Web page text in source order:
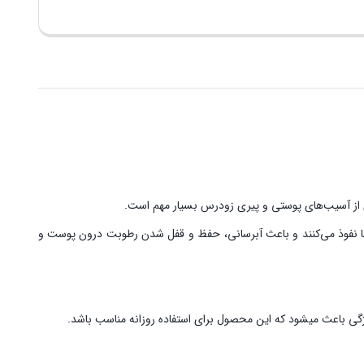
نفوذ می‌کنند و باعث آبرسانی، حفظ و قفل شدن رطوبت درون پوست و
باعث میشود که این محصول برای استفاده روزانه مناسب باشد.